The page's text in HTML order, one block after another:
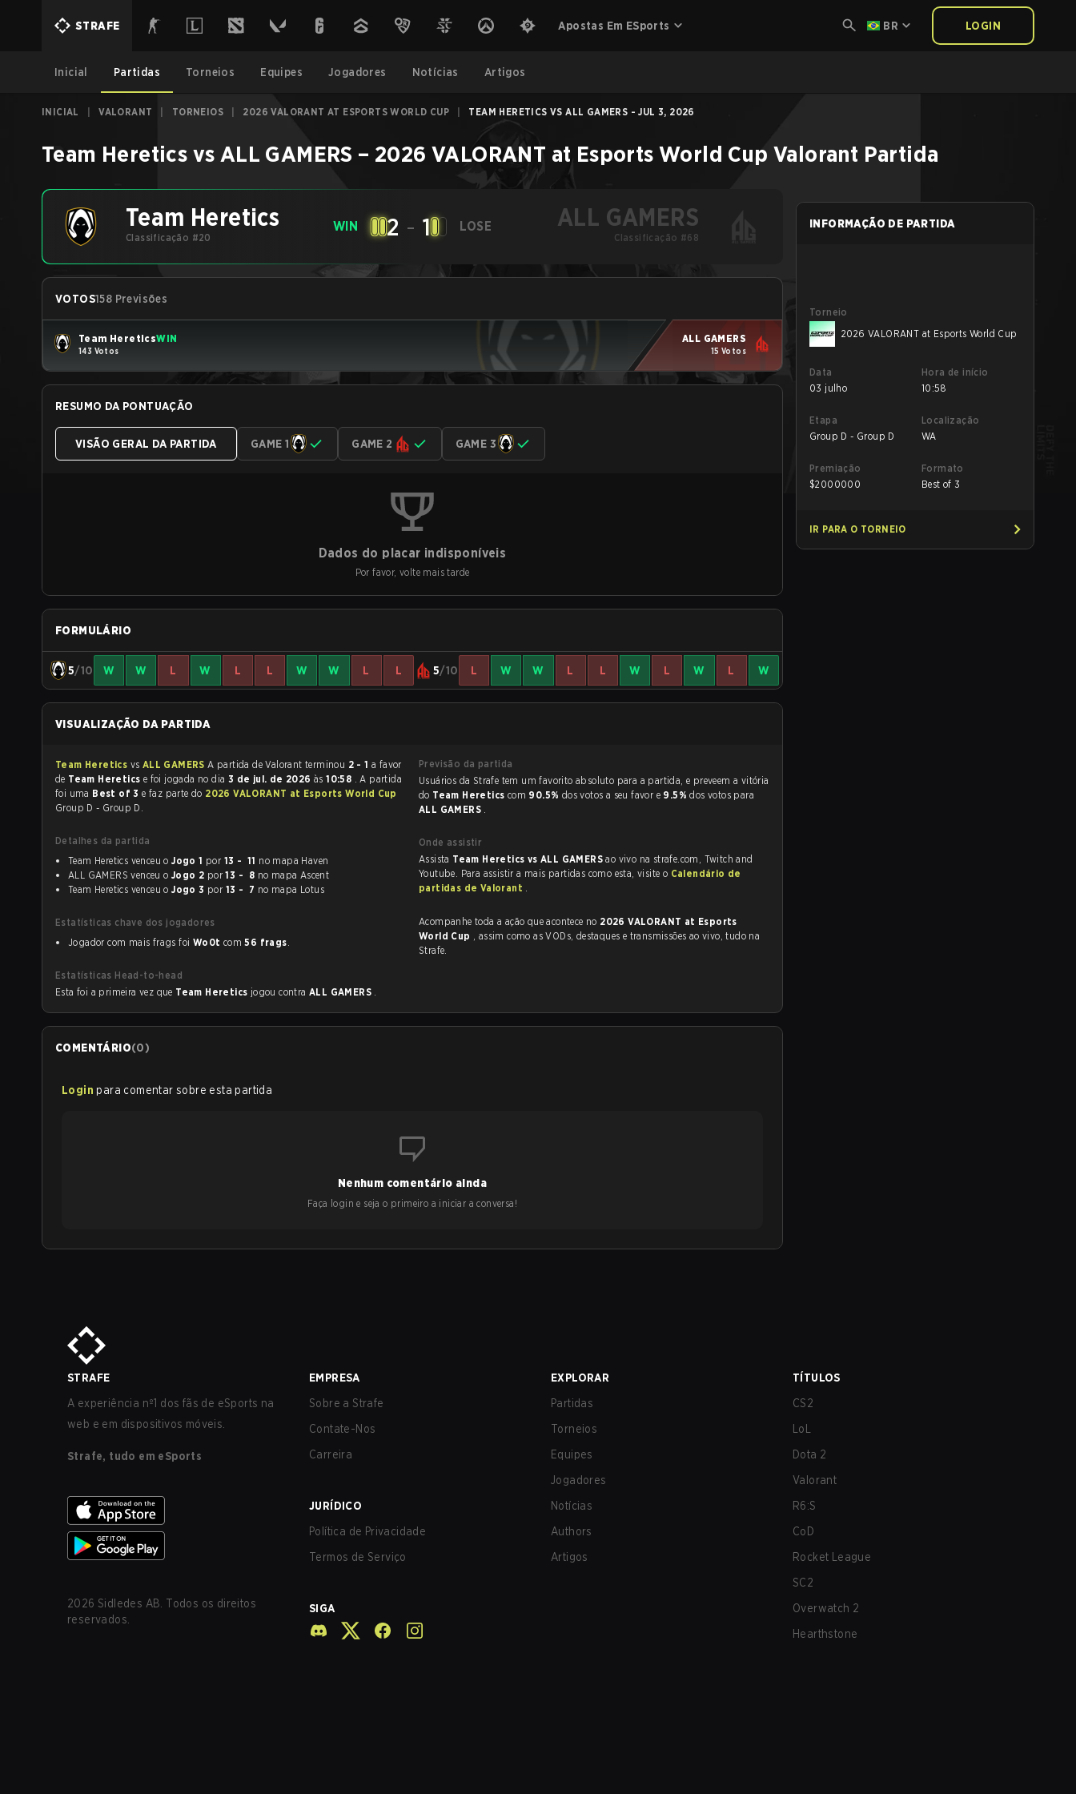
STRAFE Apostas Em ESports BR LOGIN
Inicial Partidas Torneios Equipes Jogadores Notícias Artigos
INICIAL VALORANT TORNEIOS 2026 VALORANT AT ESPORTS WORLD CUP TEAM HERETICS VS ALL GAMERS - JUL 3, 2026
Team Heretics vs ALL GAMERS – 2026 VALORANT at Esports World Cup Valorant Partida
Team Heretics
Classificação #20
WIN 2 - 1 LOSE ALL GAMERS
Classificação #68
VOTOS158 Previsões
Team HereticsWIN
143 Votos
ALL GAMERS
15 Votos
RESUMO DA PONTUAÇÃO
VISÃO GERAL DA PARTIDA GAME 1 GAME 2 GAME 3
Dados do placar indisponíveis
Por favor, volte mais tarde
FORMULÁRIO
5/10 W W L W L L W W L L 5/10 L W W L L W L W L W
VISUALIZAÇÃO DA PARTIDA
Team Heretics vs ALL GAMERS A partida de Valorant terminou 2 - 1
de Team Heretics e foi jogada no dia 3 de jul. de 2026 às10:58 . A partida
foi uma Best of 3e faz parte do 2026 VALORANT at Esports World Cup
Group D - Group D.
Detalhes da partida
Team Heretics venceu oJogo 1 por 13 - 11 no mapa Haven
ALL GAMERS venceu o Jogo 2 por 13 - 8 no mapa Ascent
Team Heretics venceu oJogo 3 por 13 - 7 no mapa Lotus
Estatísticas chave dos jogadores
Jogador com mais frags foi Wo0t com56 frags.
Estatísticas Head-to-head
Esta foi a primeira vez que Team Heretics jogou contra ALL GAMERS .
Previsão da partida
Usuários da Strafe tem um favorito absoluto para a partida, e preveem a vitória
do Team Heretics com 90.5% dos votos a seu favor e 9.5%dos votos para
ALL GAMERS .
Onde assistir
Assista Team Heretics vs ALL GAMERSao vivo na strafe.com, Twitch and
Youtube. Para assistir a mais partidas como esta, visite o Calendário de
partidas de Valorant .
Acompanhe toda a ação que acontece no 2026 VALORANT at Esports
World Cup , assim como as VODs, destaques e transmissões ao vivo, tudo na
Strafe.
COMENTÁRIO(0)
Login para comentar sobre esta partida
Nenhum comentário ainda
Faça login e seja o primeiro a iniciar a conversa!
INFORMAÇÃO DE PARTIDA
Torneio
2026 VALORANT at Esports World Cup
Data
03 julho
Hora de início
10:58
Etapa
Group D - Group D
Localização
WA
Premiação
$2000000
Formato
Best of 3
IR PARA O TORNEIO
STRAFE
A experiência nº1 dos fãs de eSports na
web e em dispositivos móveis.
Strafe, tudo em eSports
2026 Sidledes AB. Todos os direitos
reservados.
EMPRESA
Sobre a Strafe
Contate-Nos
Carreira
JURÍDICO
Política de Privacidade
Termos de Serviço
SIGA
EXPLORAR
Partidas
Torneios
Equipes
Jogadores
Notícias
Authors
Artigos
TÍTULOS
CS2
LoL
Dota 2
Valorant
R6:S
CoD
Rocket League
SC2
Overwatch 2
Hearthstone